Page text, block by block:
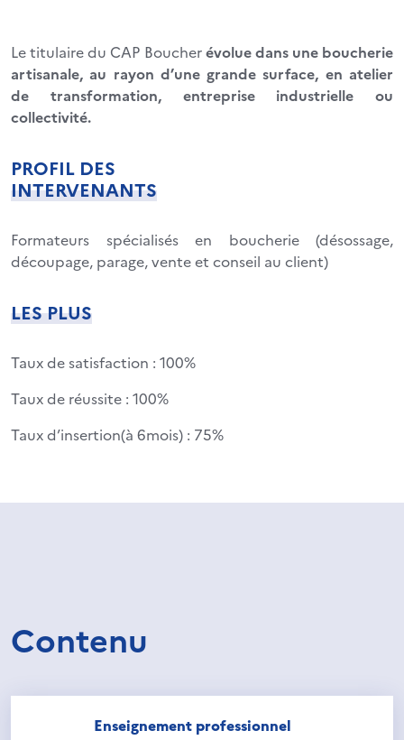
Le titulaire du CAP Boucherévolue dans une boucherie
artisanale, au rayon d’une grande surface, en atelier
de transformation, entreprise industrielle ou
collectivité.
PROFIL DES
INTERVENANTS
Formateurs spécialisés en boucherie (désossage,
découpage, parage, vente et conseil au client)
LES PLUS
Taux de satisfaction : 100%
Taux de réussite : 100%
Taux d’insertion(à 6mois) : 75%
Contenu
Enseignement professionnel